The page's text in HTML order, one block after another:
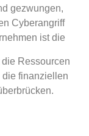
gezwungen,
Cyberangriff
ist die
Ressourcen
finanziellen